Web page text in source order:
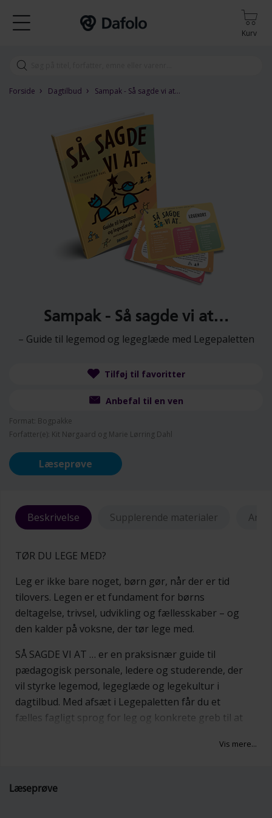
Kurv
Forside › Dagtilbud › Sampak - Så sagde vi at…
Sampak - Så sagde vi at…
– Guide til legemod og legeglæde med Legepaletten
Tilføj til favoritter
Anbefal til en ven
Format: Bogpakke
Forfatter(e): Kit Nørgaard og Marie Lørring Dahl
Læseprøve
Beskrivelse Supplerende materialer
TØR DU LEGE MED?
Leg er ikke bare noget, børn gør, når der er tid
tilovers. Legen er et fundament for børns
deltagelse, trivsel, udvikling og fællesskaber – og
den kalder på voksne, der tør lege med.
SÅ SAGDE VI AT … er en praksisnær guide til
pædagogisk personale, ledere og studerende, der
vil styrke legemod, legeglæde og legekultur i
dagtilbud. Med afsæt i Legepaletten får du et
fælles fagligt sprog for leg og konkrete greb til at
rolleleg, regelleg, tumleleg og fysisk leg samt
Vis mere...
Læseprøve